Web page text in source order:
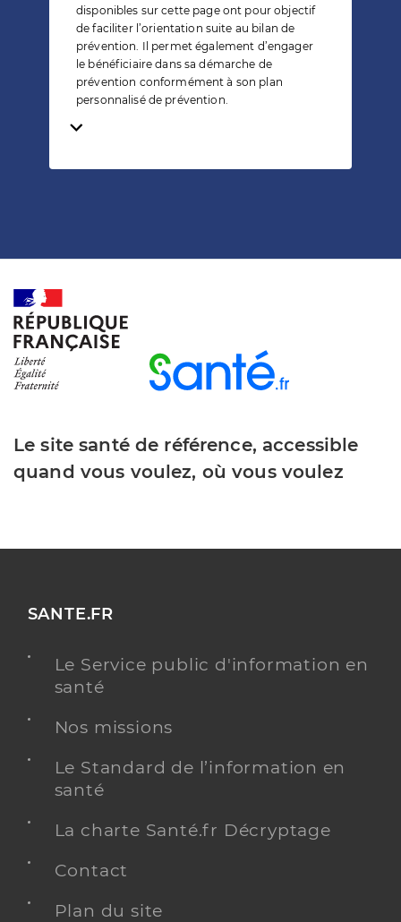
disponibles sur cette page ont pour objectif
de faciliter l’orientation suite au bilan de
prévention. Il permet également d’engager
le bénéficiaire dans sa démarche de
prévention conformément à son plan
personnalisé de prévention.
Temps de lecture
Le site santé de référence, accessible
quand vous voulez, où vous voulez
SANTE.FR
Le Service public d'information en
santé
Nos missions
Le Standard de l’information en
santé
La charte Santé.fr Décryptage
Contact
Plan du site